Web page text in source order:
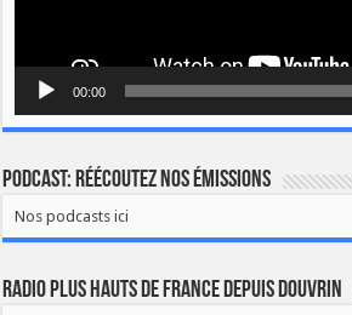
00:00
Podcast: Réécoutez nos émissions
Nos podcasts ici
Radio Plus Hauts de France depuis Douvrin